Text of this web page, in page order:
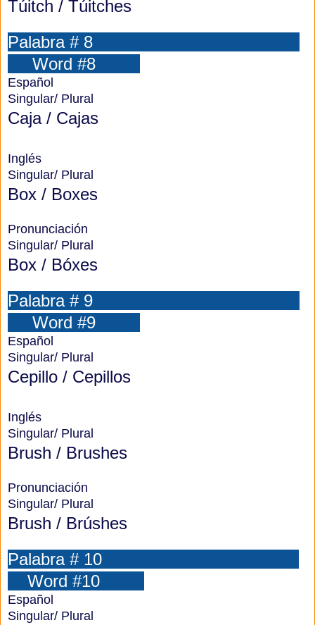
Túitch / Túitches
Palabra # 8
Word #8
Español
Singular/ Plural
Caja / Cajas
Inglés
Singular/ Plural
Box / Boxes
Pronunciación
Singular/ Plural
Box / Bóxes
Palabra # 9
Word #9
Español
Singular/ Plural
Cepillo / Cepillos
Inglés
Singular/ Plural
Brush / Brushes
Pronunciación
Singular/ Plural
Brush / Brúshes
Palabra # 10
Word #10
Español
Singular/ Plural